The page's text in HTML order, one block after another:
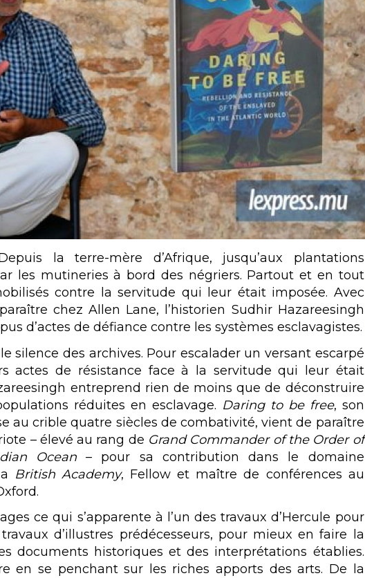
la terre-mère d’Afrique, jusqu’aux plantations
les mutineries à bord des négriers. Partout et en tout
contre la servitude qui leur était imposée. Avec
chez Allen Lane, l’historien Sudhir Hazareesingh
d’actes de défiance contre les systèmes esclavagistes.
silence des archives. Pour escalader un versant escarpé
actes de résistance face à la servitude qui leur était
entreprend rien de moins que de déconstruire
réduites en esclavage. Daring to be free, son
au crible quatre siècles de combativité, vient de paraître
– élevé au rang de Grand Commander of the Order of
Ocean– pour sa contribution dans le domaine
British Academy, Fellow et maître de conférences au
ce qui s’apparente à l’un des travaux d’Hercule pour
d’illustres prédécesseurs, pour mieux en faire la
documents historiques et des interprétations établies.
en se penchant sur les riches apports des arts. De la